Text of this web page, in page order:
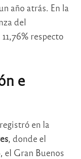
año atrás. En la
del
respecto
e
en la
, donde el
el Gran Buenos